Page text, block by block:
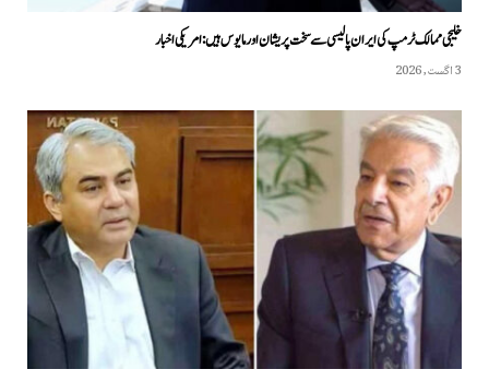
خلیجی ممالک ٹرمپ کی ایران پالیسی سے سخت پریشان اور مایوس ہیں: امریکی اخبار
3 اگست, 2026